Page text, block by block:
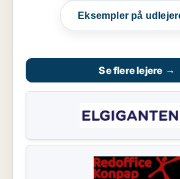
Eksempler på
Se flere lejere →